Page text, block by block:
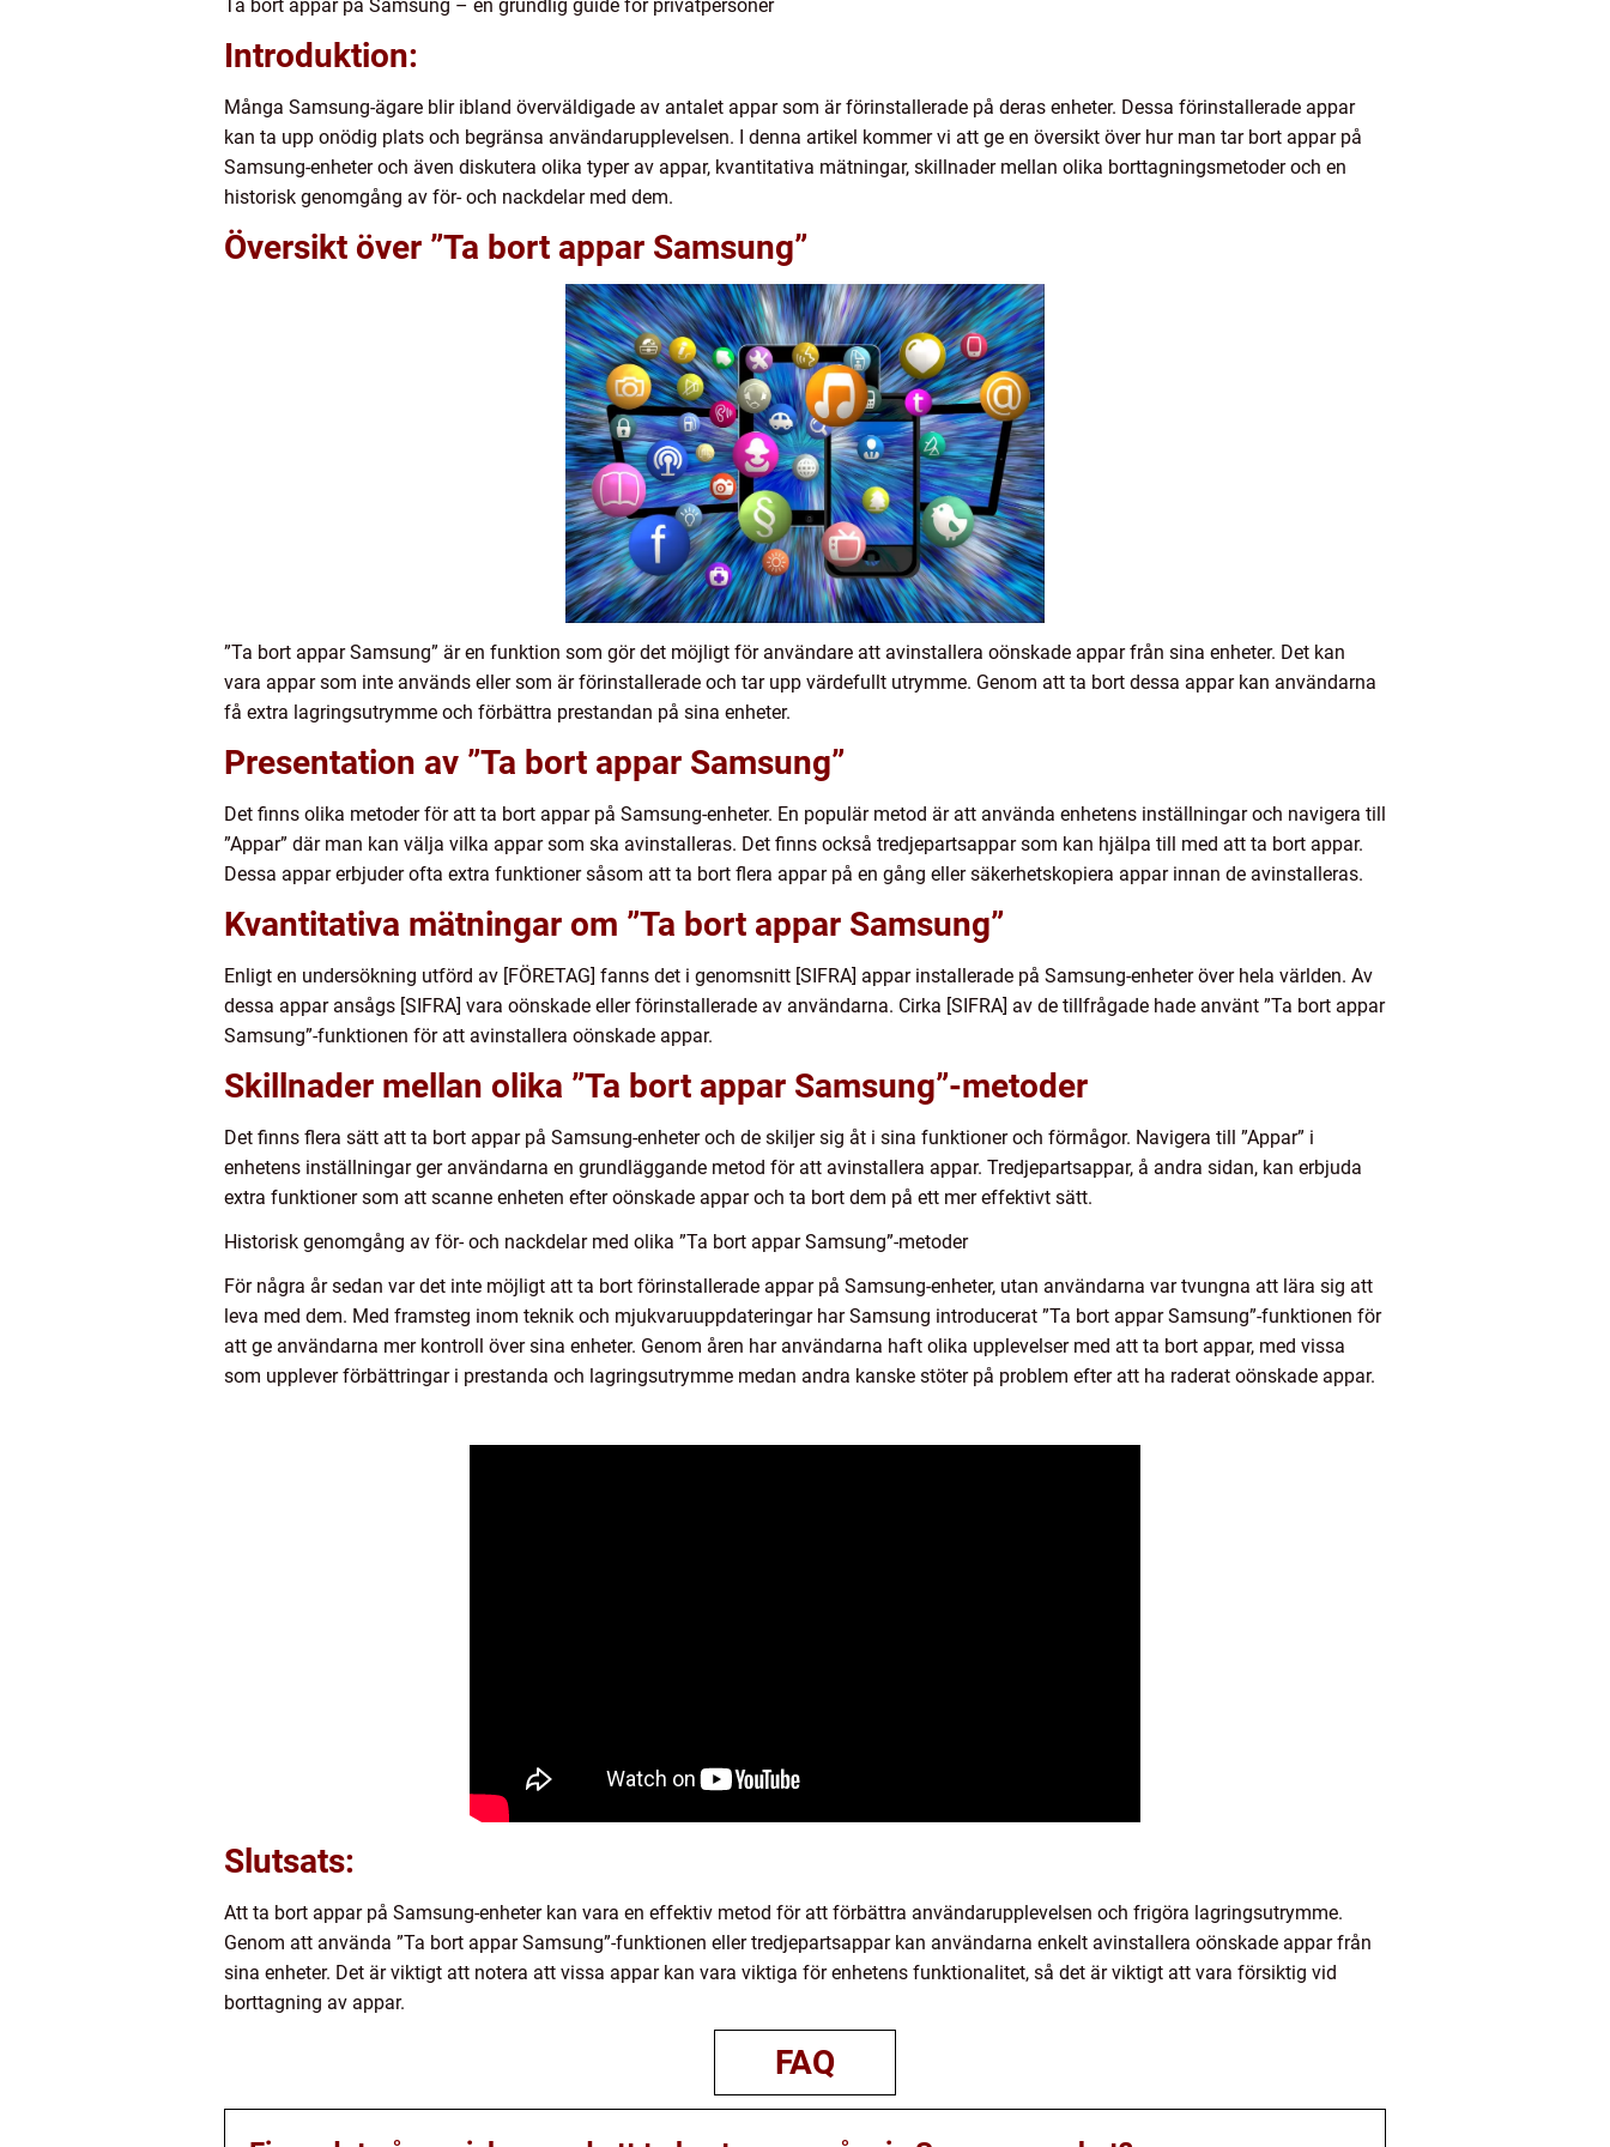
Ta bort appar på Samsung – en grundlig guide för privatpersoner
Introduktion:
Många Samsung-ägare blir ibland överväldigade av antalet appar som är förinstallerade på deras enheter. Dessa förinstallerade appar
kan ta upp onödig plats och begränsa användarupplevelsen. I denna artikel kommer vi att ge en översikt över hur man tar bort appar på
Samsung-enheter och även diskutera olika typer av appar, kvantitativa mätningar, skillnader mellan olika borttagningsmetoder och en
historisk genomgång av för- och nackdelar med dem.
Översikt över ”Ta bort appar Samsung”
”Ta bort appar Samsung” är en funktion som gör det möjligt för användare att avinstallera oönskade appar från sina enheter. Det kan
vara appar som inte används eller som är förinstallerade och tar upp värdefullt utrymme. Genom att ta bort dessa appar kan användarna
få extra lagringsutrymme och förbättra prestandan på sina enheter.
Presentation av ”Ta bort appar Samsung”
Det finns olika metoder för att ta bort appar på Samsung-enheter. En populär metod är att använda enhetens inställningar och navigera till
”Appar” där man kan välja vilka appar som ska avinstalleras. Det finns också tredjepartsappar som kan hjälpa till med att ta bort appar.
Dessa appar erbjuder ofta extra funktioner såsom att ta bort flera appar på en gång eller säkerhetskopiera appar innan de avinstalleras.
Kvantitativa mätningar om ”Ta bort appar Samsung”
Enligt en undersökning utförd av [FÖRETAG] fanns det i genomsnitt [SIFRA] appar installerade på Samsung-enheter över hela världen. Av
dessa appar ansågs [SIFRA] vara oönskade eller förinstallerade av användarna. Cirka [SIFRA] av de tillfrågade hade använt ”Ta bort appar
Samsung”-funktionen för att avinstallera oönskade appar.
Skillnader mellan olika ”Ta bort appar Samsung”-metoder
Det finns flera sätt att ta bort appar på Samsung-enheter och de skiljer sig åt i sina funktioner och förmågor. Navigera till ”Appar” i
enhetens inställningar ger användarna en grundläggande metod för att avinstallera appar. Tredjepartsappar, å andra sidan, kan erbjuda
extra funktioner som att scanne enheten efter oönskade appar och ta bort dem på ett mer effektivt sätt.
Historisk genomgång av för- och nackdelar med olika ”Ta bort appar Samsung”-metoder
För några år sedan var det inte möjligt att ta bort förinstallerade appar på Samsung-enheter, utan användarna var tvungna att lära sig att
leva med dem. Med framsteg inom teknik och mjukvaruuppdateringar har Samsung introducerat ”Ta bort appar Samsung”-funktionen för
att ge användarna mer kontroll över sina enheter. Genom åren har användarna haft olika upplevelser med att ta bort appar, med vissa
som upplever förbättringar i prestanda och lagringsutrymme medan andra kanske stöter på problem efter att ha raderat oönskade appar.
Slutsats:
Att ta bort appar på Samsung-enheter kan vara en effektiv metod för att förbättra användarupplevelsen och frigöra lagringsutrymme.
Genom att använda ”Ta bort appar Samsung”-funktionen eller tredjepartsappar kan användarna enkelt avinstallera oönskade appar från
sina enheter. Det är viktigt att notera att vissa appar kan vara viktiga för enhetens funktionalitet, så det är viktigt att vara försiktig vid
borttagning av appar.
FAQ